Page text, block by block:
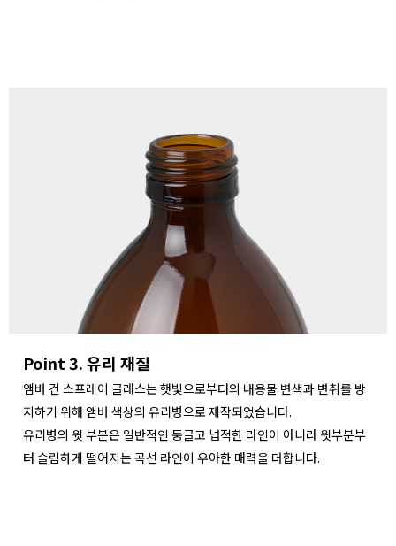
Point 3. 유리 재질
앰버 건 스프레이 글래스는 햇빛으로부터의 내용물 변색과 변취를 방
지하기 위해 앰버 색상의 유리병으로 제작되었습니다.
유리병의 윗 부분은 일반적인 둥글고 넙적한 라인이 아니라 윗부분부
터 슬림하게 떨어지는 곡선 라인이 우아한 매력을 더합니다.